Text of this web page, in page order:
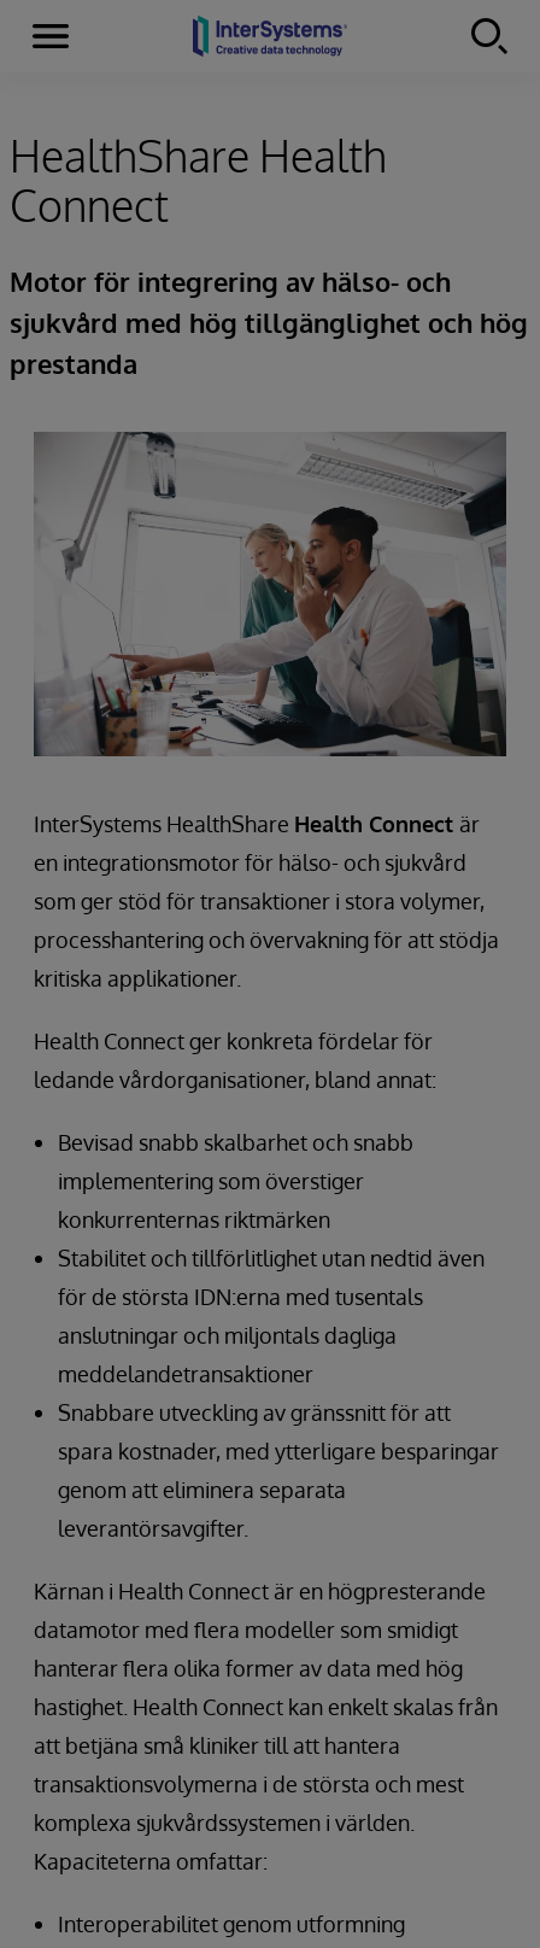
Skip to content
Menu
HealthShare Health
Connect
Motor för integrering av hälso- och
sjukvård med hög tillgänglighet och hög
prestanda
InterSystems HealthShare Health Connect är
en integrationsmotor för hälso- och sjukvård
som ger stöd för transaktioner i stora volymer,
processhantering och övervakning för att stödja
kritiska applikationer.
Health Connect ger konkreta fördelar för
ledande vårdorganisationer, bland annat:
Bevisad snabb skalbarhet och snabb
implementering som överstiger
konkurrenternas riktmärken
Stabilitet och tillförlitlighet utan nedtid även
för de största IDN:erna med tusentals
anslutningar och miljontals dagliga
meddelandetransaktioner
Snabbare utveckling av gränssnitt för att
spara kostnader, med ytterligare besparingar
genom att eliminera separata
leverantörsavgifter.
Kärnan i Health Connect är en högpresterande
datamotor med flera modeller som smidigt
hanterar flera olika former av data med hög
hastighet. Health Connect kan enkelt skalas från
att betjäna små kliniker till att hantera
transaktionsvolymerna i de största och mest
komplexa sjukvårdssystemen i världen.
Kapaciteterna omfattar:
Interoperabilitet genom utformning